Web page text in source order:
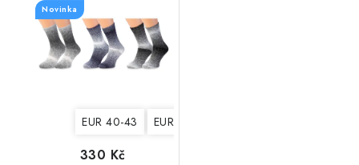
Novinka
EUR 40-43 EUR 44-47
330 Kč